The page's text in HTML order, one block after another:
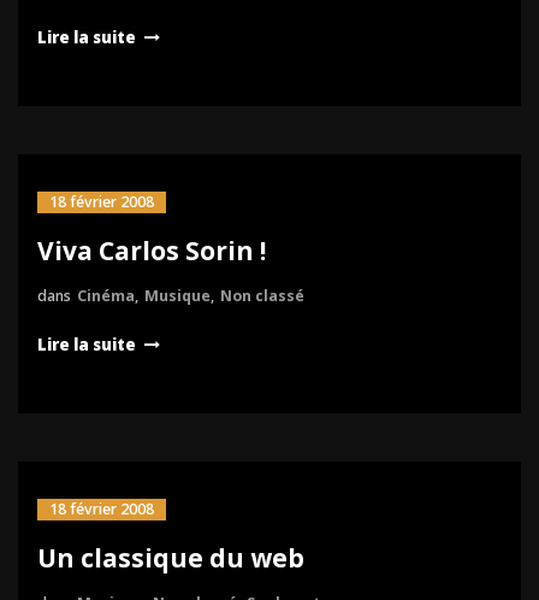
Lire la suite
18 février 2008
Viva Carlos Sorin !
dans Cinéma, Musique, Non classé
Lire la suite
18 février 2008
Un classique du web